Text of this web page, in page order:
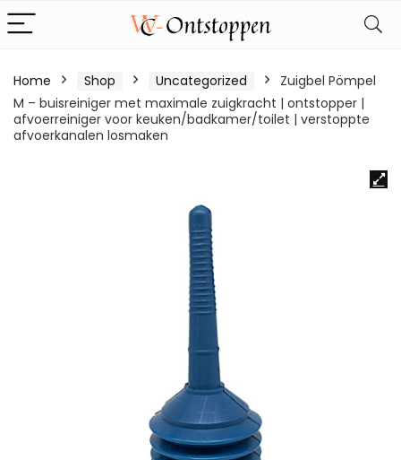
Home Shop Uncategorized
Zuigbel Pömpel
M – buisreiniger met maximale zuigkracht | ontstopper |
afvoerreiniger voor keuken/badkamer/toilet | verstoppte
afvoerkanalen losmaken